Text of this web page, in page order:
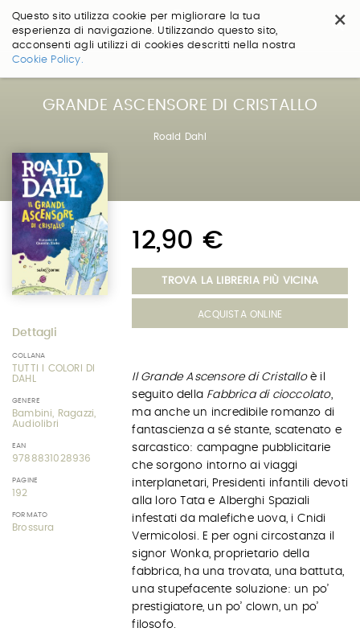
×
Questo sito utilizza cookie per migliorare la tua
esperienza di navigazione. Utilizzando questo sito,
acconsenti agli utilizzi di cookies descritti nella nostra
Cookie Policy.
Salta
GRANDE ASCENSORE DI CRISTALLO
Roald Dahl
Dettagli
COLLANA
TUTTI I COLORI DI
DAHL
GENERE
Bambini, Ragazzi,
Audiolibri
EAN
9788831028936
PAGINE
192
FORMATO
Brossura
12,90 €
TROVA LA LIBRERIA PIÙ VICINA
ACQUISTA ONLINE
Il Grande Ascensore di Cristalloè il
seguito della Fabbrica di cioccolato,
ma anche un incredibile romanzo di
fantascienza a sé stante, scatenato e
sarcastico: campagne pubblicitarie
che sorgono intorno ai viaggi
interplanetari, Presidenti infantili devoti
alla loro Tata e Alberghi Spaziali
infestati da malefiche uova, i Cnidi
Vermicolosi. E per ogni circostanza il
signor Wonka, proprietario della
fabbrica, ha una trovata, una battuta,
una stupefacente soluzione: un po’
prestigiatore, un po’ clown, un po’
filosofo.